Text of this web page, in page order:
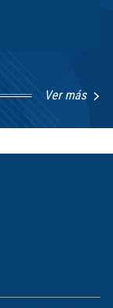
Ver más